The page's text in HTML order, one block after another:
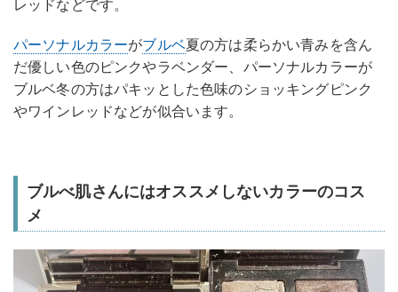
レッドなどです。
パーソナルカラーがブルベ夏の方は柔らかい青みを含ん
だ優しい色のピンクやラベンダー、パーソナルカラーが
ブルベ冬の方はパキッとした色味のショッキングピンク
やワインレッドなどが似合います。
ブルべ肌さんにはオススメしないカラーのコス
メ